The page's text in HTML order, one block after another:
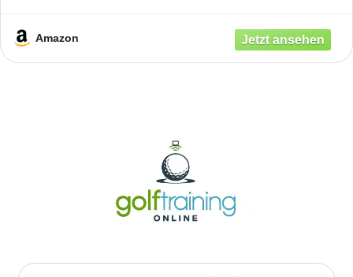
Amazon